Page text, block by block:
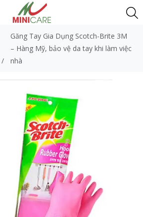
/
Găng Tay Gia Dụng Scotch-Brite 3M
– Hàng Mỹ, bảo vệ da tay khi làm việc
nhà